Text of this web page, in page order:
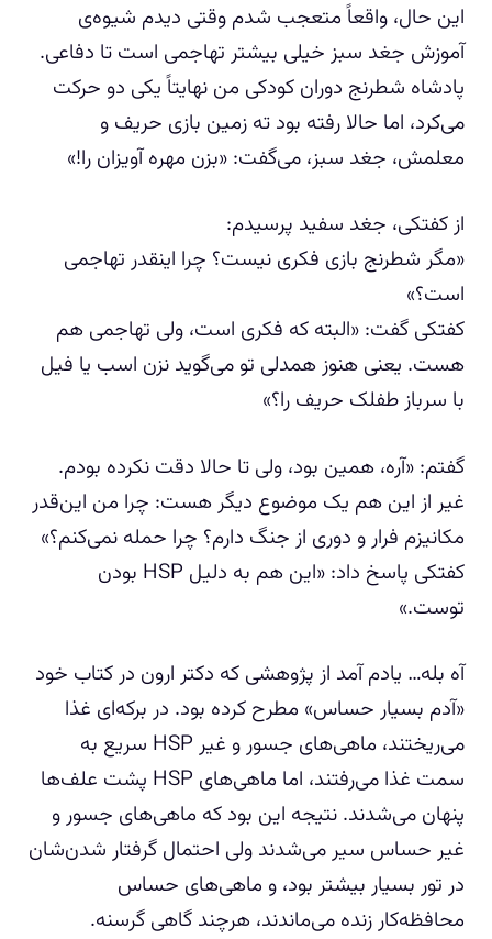
این حال، واقعاً متعجب شدم وقتی دیدم شیوه‌ی
آموزش جغد سبز خیلی بیشتر تهاجمی است تا دفاعی.
پادشاه شطرنج دوران کودکی من نهایتاً یکی دو حرکت
می‌کرد، اما حالا رفته بود ته زمین بازی حریف و
معلمش، جغد سبز، می‌گفت: «بزن مهره آویزان را!»
از کفتکی، جغد سفید پرسیدم:
«مگر شطرنج بازی فکری نیست؟ چرا اینقدر تهاجمی
است؟»
کفتکی گفت: «البته که فکری است، ولی تهاجمی هم
هست. یعنی هنوز همدلی تو می‌گوید نزن اسب یا فیل
با سرباز طفلک حریف را؟»
گفتم: «آره، همین بود، ولی تا حالا دقت نکرده بودم.
غیر از این هم یک موضوع دیگر هست: چرا من این‌قدر
مکانیزم فرار و دوری از جنگ دارم؟ چرا حمله نمی‌کنم؟»
کفتکی پاسخ داد: «این هم به دلیل HSP بودن
توست.»
آه بله… یادم آمد از پژوهشی که دکتر ارون در کتاب خود
«آدم بسیار حساس» مطرح کرده بود. در برکه‌ای غذا
می‌ریختند، ماهی‌های جسور و غیر HSP سریع به
سمت غذا می‌رفتند، اما ماهی‌های HSP پشت علف‌ها
پنهان می‌شدند. نتیجه این بود که ماهی‌های جسور و
غیر حساس سیر می‌شدند ولی احتمال گرفتار شدن‌شان
در تور بسیار بیشتر بود، و ماهی‌های حساس
محافظه‌کار زنده می‌ماندند، هرچند گاهی گرسنه.